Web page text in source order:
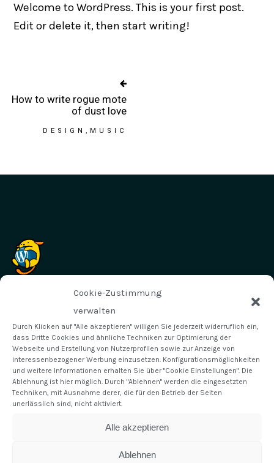
Cookie-Zustimmung
verwalten
Durch Klicken auf "Alle akzeptieren" willigen Sie jederzeit widerruflich ein,
dass Dritte Cookies und ähnliche Techniken zur Optimierung der
Webseite und Erstellung von Nutzerprofilen sowie zur Anzeige von
interessenbezogener Werbung einzusetzen. Konfigurationsmöglichkeiten
und weitere Informationen erhalten Sie über "Cookie Einstellungen". Die
Ablehnung ist hier möglich. Durch "Ablehnen" werden die eingesetzten
Techniken, mit Ausnahme derer, die für den Betrieb der Seiten
unerlässlich sind, nicht aktiviert.
Alle akzeptieren
Ablehnen
Welcome to WordPress. This is your first post.
Edit or delete it, then start writing!
How to write rogue mote
of dust love
DESIGN MUSIC
A WORDPRESS COMMENTER
MÄRZ 31, 2021 -ANTWORTEN
Hi, this is a comment.
To get started with moderating, editing, and deleting comments,
please visit the Comments screen in the dashboard.
Commenter avatars come fromGravatar.